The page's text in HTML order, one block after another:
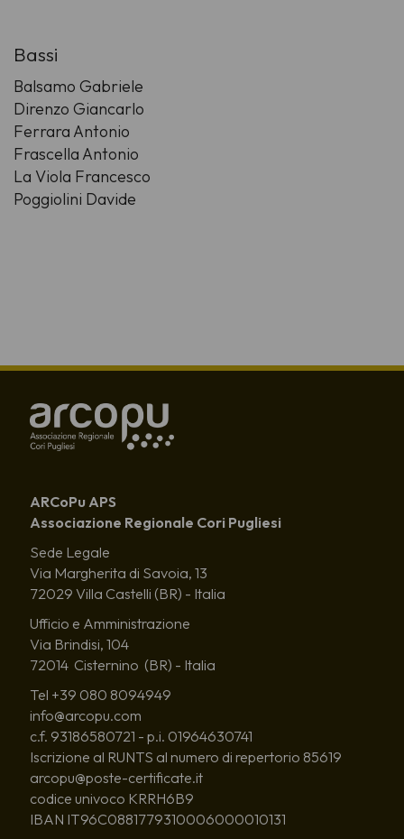
Bassi
Balsamo Gabriele
Direnzo Giancarlo
Ferrara Antonio
Frascella Antonio
La Viola Francesco
Poggiolini Davide
ARCoPu APS
Associazione Regionale Cori Pugliesi
Sede Legale
Via Margherita di Savoia, 13
72029 Villa Castelli (BR) - Italia
Ufficio e Amministrazione
Via Brindisi, 104
72014 Cisternino (BR) - Italia
Tel +39 080 8094949
info@arcopu.com
c.f. 93186580721 - p.i. 01964630741
Iscrizione al RUNTS al numero di repertorio 85619
arcopu@poste-certificate.it
codice univoco KRRH6B9
IBAN IT96C0881779310006000010131